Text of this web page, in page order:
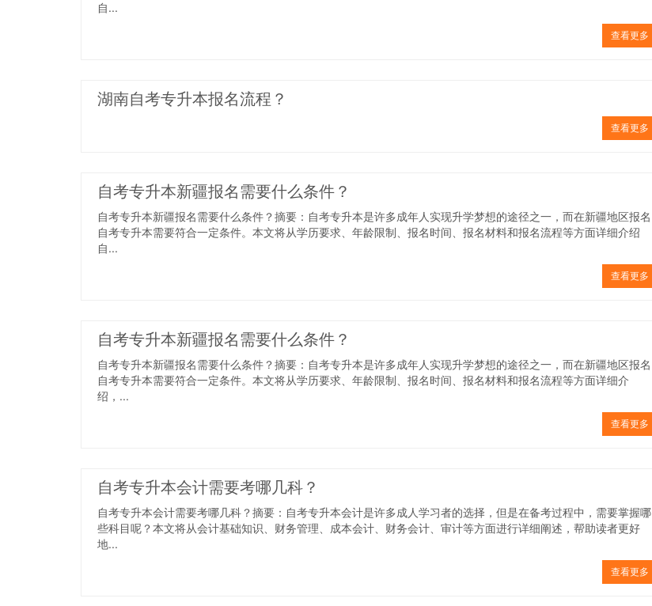
自...
查看更多
湖南自考专升本报名流程？
查看更多
​自考专升本新疆报名需要什么条件？
自考专升本新疆报名需要什么条件？摘要：自考专升本是许多成年人实现升学梦想的途径之一，而在新疆地区报名
自考专升本需要符合一定条件。本文将从学历要求、年龄限制、报名时间、报名材料和报名流程等方面详细介绍
自...
查看更多
​自考专升本新疆报名需要什么条件？
自考专升本新疆报名需要什么条件？摘要：自考专升本是许多成年人实现升学梦想的途径之一，而在新疆地区报名
自考专升本需要符合一定条件。本文将从学历要求、年龄限制、报名时间、报名材料和报名流程等方面详细介
绍，...
查看更多
自考专升本会计需要考哪几科？
自考专升本会计需要考哪几科？摘要：自考专升本会计是许多成人学习者的选择，但是在备考过程中，需要掌握哪
些科目呢？本文将从会计基础知识、财务管理、成本会计、财务会计、审计等方面进行详细阐述，帮助读者更好
地...
查看更多